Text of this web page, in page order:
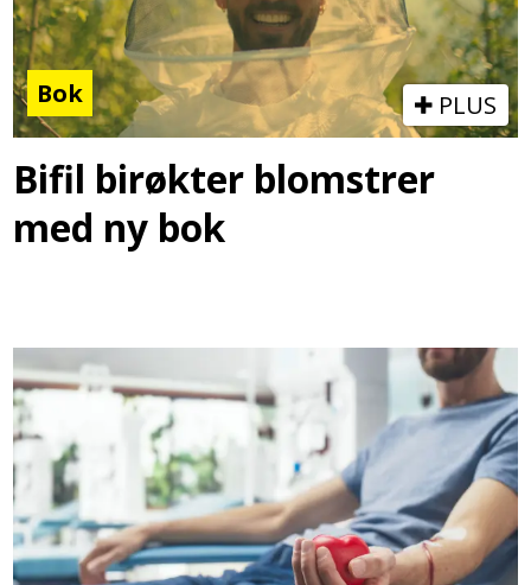
Bok PLUS
Bifil birøkter blomstrer
med ny bok